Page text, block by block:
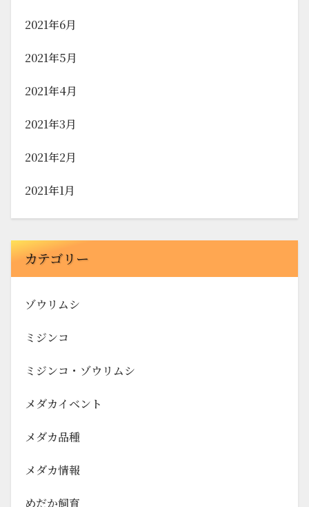
2021年6月
2021年5月
2021年4月
2021年3月
2021年2月
2021年1月
カテゴリー
ゾウリムシ
ミジンコ
ミジンコ・ゾウリムシ
メダカイベント
メダカ品種
メダカ情報
めだか飼育